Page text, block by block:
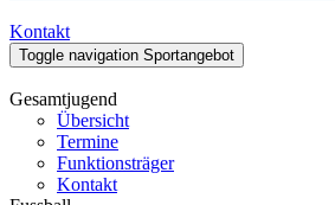
Kontakt
Toggle navigation Sportangebot
Gesamtjugend
Übersicht
Termine
Funktionsträger
Kontakt